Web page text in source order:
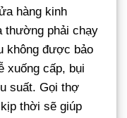
hàng kinh
thường phải chạy
không được bảo
xuống cấp, bụi
suất. Gọi thợ
thời sẽ giúp